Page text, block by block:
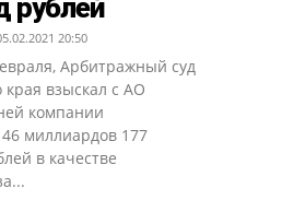
рублей
20:50
Арбитражный суд
края взыскал с АО
компании
миллиардов 177
в качестве